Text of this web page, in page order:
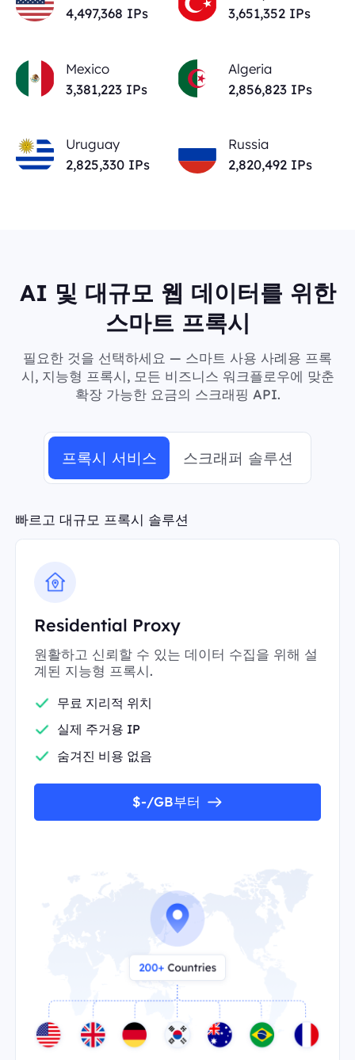
4,497,368 IPs
3,651,352 IPs
Mexico
3,381,223 IPs
Algeria
2,856,823 IPs
Uruguay
2,825,330 IPs
Russia
2,820,492 IPs
AI 및 대규모 웹 데이터를 위한
스마트 프록시
필요한 것을 선택하세요 — 스마트 사용 사례용 프록
시, 지능형 프록시, 모든 비즈니스 워크플로우에 맞춘
확장 가능한 요금의 스크래핑 API.
프록시 서비스 스크래퍼 솔루션
빠르고 대규모 프록시 솔루션
Residential Proxy
원활하고 신뢰할 수 있는 데이터 수집을 위해 설
계된 지능형 프록시.
무료 지리적 위치
실제 주거용 IP
숨겨진 비용 없음
$-/GB부터